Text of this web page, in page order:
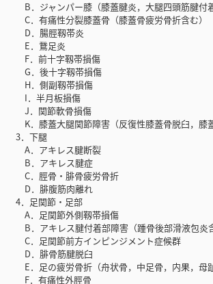
B．ジャンパー膝（膝蓋腱炎，大腿四頭筋腱付着
C．有痛性分裂膝蓋骨（膝蓋骨疲労骨折含む）
D．腸脛靱帯炎
E．鵞足炎
F．前十字靱帯損傷
G．後十字靱帯損傷
H．側副靱帯損傷
I．半月板損傷
J．関節軟骨損傷
K．膝蓋大腿関節障害（反復性膝蓋骨脱臼，膝蓋
3．下腿
A．アキレス腱断裂
B．アキレス腱症
C．脛骨・腓骨疲労骨折
D．腓腹筋肉離れ
4．足関節・足部
A．足関節外側靱帯損傷
B．アキレス腱付着部障害（踵骨後部滑液包炎含
C．足関節前方インピンジメント症候群
D．腓骨筋腱脱臼
E．足の疲労骨折（舟状骨，中足骨，内果，母趾
F．有痛性外脛骨